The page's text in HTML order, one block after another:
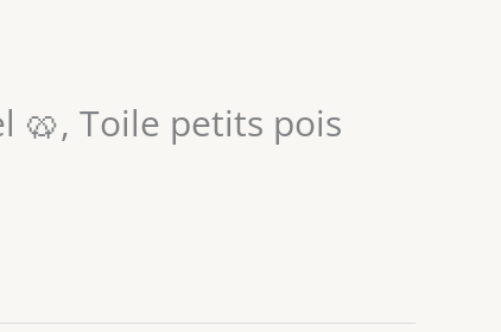
🥨, Toile petits pois